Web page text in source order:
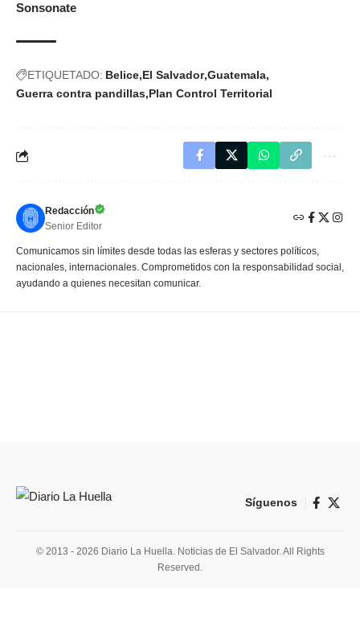
Sonsonate
ETIQUETADO: Belice El Salvador Guatemala
Guerra contra pandillas Plan Control Territorial
Redacción
Senior Editor
Comunicamos sin límites desde todas las esferas y sectores políticos,
nacionales, internacionales. Comprometidos con la responsabilidad social,
ayudando a quienes necesitan comunicar.
Síguenos
© 2013 - 2026 Diario La Huella. Noticias de El Salvador. All Rights
Reserved.